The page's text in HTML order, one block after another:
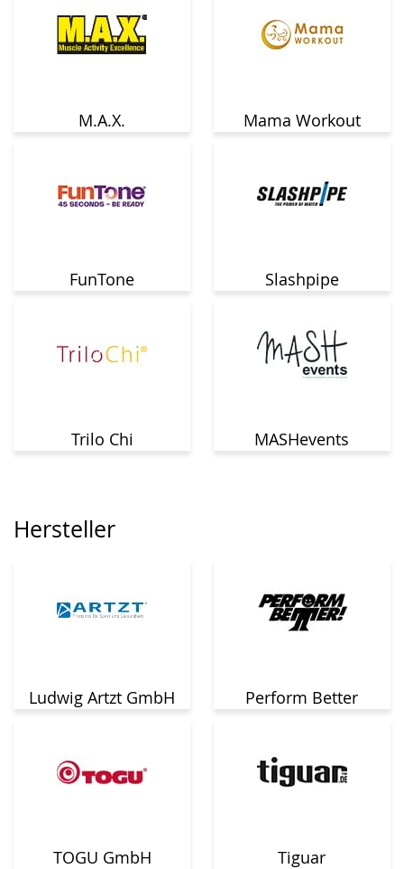
M.A.X. Mama Workout
FunTone Slashpipe
Trilo Chi MASHevents
Hersteller
Ludwig Artzt GmbH Perform Better
TOGU GmbH Tiguar